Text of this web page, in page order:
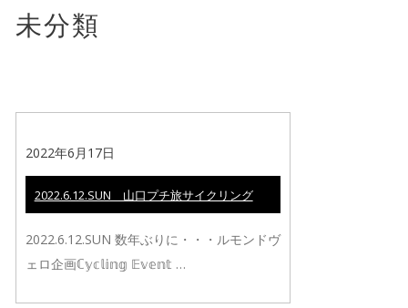
未分類
2022年6月17日
2022.6.12.SUN 山口プチ旅サイクリング
2022.6.12.SUN 数年ぶりに・・・ルモンドヴ
ェロ企画ℂ𝕪𝕔𝕝𝕚𝕟𝕘 𝔼𝕧𝕖𝕟𝕥 …